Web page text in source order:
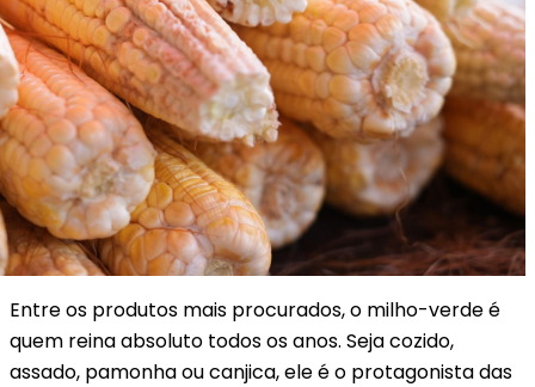
Entre os produtos mais procurados, o milho-verde é
quem reina absoluto todos os anos. Seja cozido,
assado, pamonha ou canjica, ele é o protagonista das